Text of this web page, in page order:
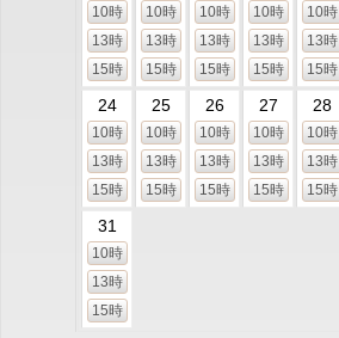
10時
13時
15時
10時
13時
15時
10時
13時
15時
10時
13時
15時
10時
13時
15時
24
10時
13時
15時
25
10時
13時
15時
26
10時
13時
15時
27
10時
13時
15時
28
10時
13時
15時
31
10時
13時
15時